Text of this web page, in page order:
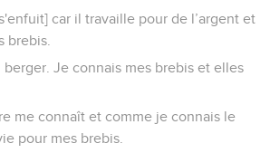
car il travaille pour de l’argent et
brebis.
berger. Je connais mes brebis et elles
me connaît et comme je connais le
pour mes brebis.